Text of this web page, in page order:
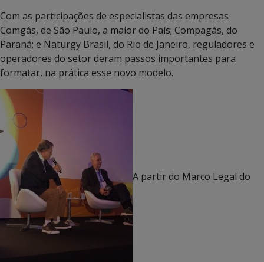
Com as participações de especialistas das empresas
Comgás, de São Paulo, a maior do País; Compagás, do
Paraná; e Naturgy Brasil, do Rio de Janeiro, reguladores e
operadores do setor deram passos importantes para
formatar, na prática esse novo modelo.
A partir do Marco Legal do